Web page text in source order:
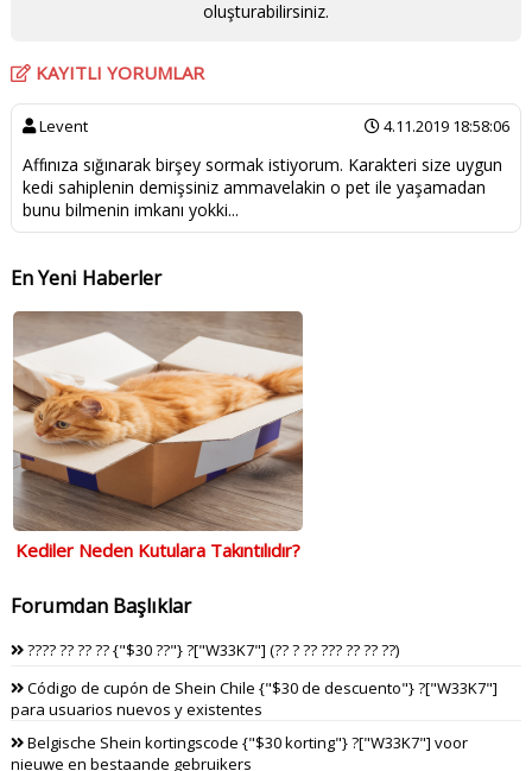
oluşturabilirsiniz.
KAYITLI YORUMLAR
Levent 4.11.2019 18:58:06
Affınıza sığınarak birşey sormak istiyorum. Karakteri size uygun
kedi sahiplenin demişsiniz ammavelakin o pet ile yaşamadan
bunu bilmenin imkanı yokki...
En Yeni Haberler
Kediler Neden Kutulara Takıntılıdır?
Forumdan Başlıklar
???? ?? ?? ?? {"$30 ??"} ?["W33K7"] (?? ? ?? ??? ?? ?? ??)
Código de cupón de Shein Chile {"$30 de descuento"} ?["W33K7"]
para usuarios nuevos y existentes
Belgische Shein kortingscode {"$30 korting"} ?["W33K7"] voor
nieuwe en bestaande gebruikers